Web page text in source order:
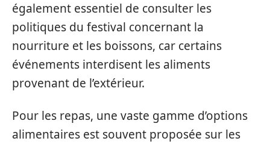
également essentiel de consulter les
politiques du festival concernant la
nourriture et les boissons, car certains
événements interdisent les aliments
provenant de l’extérieur.
Pour les repas, une vaste gamme d’options
alimentaires est souvent proposée sur les